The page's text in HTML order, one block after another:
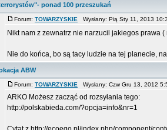
ponad 100 przeszukań
Forum: TOWARZYSKIE Wysłany: Pią Sty 11, 2013
Nikt nam z zewnatrz nie narzucil jakiegos prawa
Nie do końca, bo są tacy ludzie na tej planecie,
ABW
Forum: TOWARZYSKIE Wysłany: Czw Gru 13, 2012
ARKO Możesz zacząć od rozsyłania tego:
http://polskabieda.com/?opcja=info&nr=1